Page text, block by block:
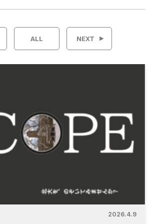
ALL NEXT
2026.4.9